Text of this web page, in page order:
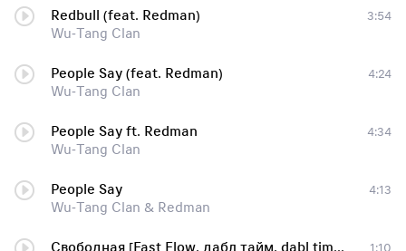
Redbull (feat. Redman)
Wu-Tang Clan
3:54
People Say (feat. Redman)
Wu-Tang Clan
4:24
People Say ft. Redman
Wu-Tang Clan
4:34
People Say
Wu-Tang Clan & Redman
4:13
Свободная [Fast Flow, дабл тайм, dabl time , Re-pac, Vendetta, ТГК, Chemodan, method man, redman, lebron , The RZA , Wu-tang clan , clan , instrumental , Сплав Слов , 50 cent , eminem , Баста , ak 47 , Gazgolder , Газгольдер , hip hop , snoop dogg , 1:10